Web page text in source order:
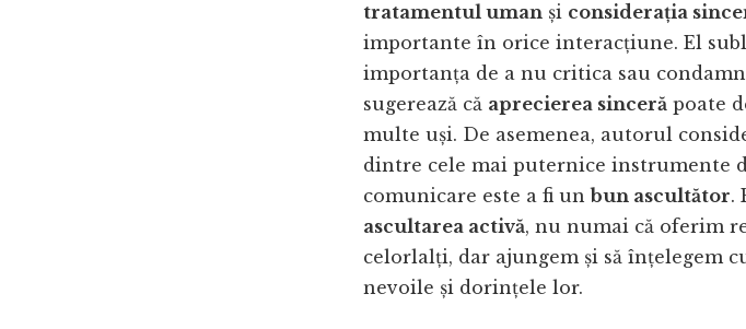
tratamentul uman și considerația
importante în orice interacțiune. El
importanța de a nu critica sau
sugerează că aprecierea sinceră poate
multe uși. De asemenea, autorul
dintre cele mai puternice instrumente
comunicare este a fi unbun ascultător.
ascultarea activă, nu numai că oferim
celorlalți, dar ajungem și să înțelegem
nevoile și dorințele lor.